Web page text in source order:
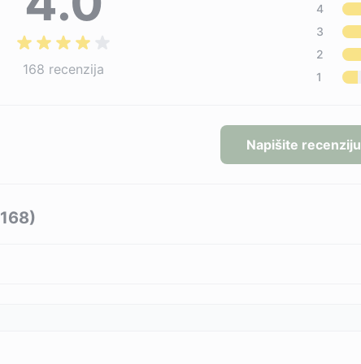
168 recenzija
4
3
2
1
Napišite recenziju
168)